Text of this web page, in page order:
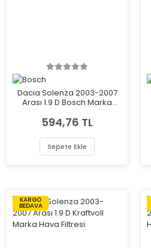
Dacia Solenza 2003-2007
Arası 1.9 D Bosch Marka
594,76 TL
Sepete Ekle
KARGO
BEDAVA